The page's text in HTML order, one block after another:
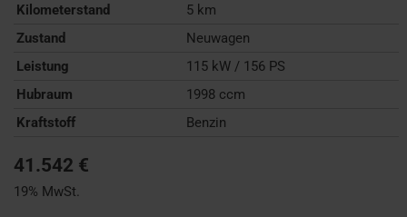
Kilometerstand
5 km
Zustand
Neuwagen
Leistung
115 kW / 156 PS
Hubraum
1998 ccm
Kraftstoff
Benzin
41.542 €
19% MwSt.